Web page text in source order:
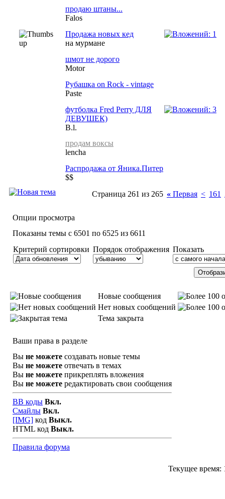
продаю штаны...
Falos
Продажа новых кед
на мурмане
шмот не дорого
Motor
Рубашка on Rock - vintage
Paste
футболка Fred Perry ДЛЯ
ДЕВУШЕК)
B.l.
продам воксы
lencha
Распродажа от Яника.Питер
$$
Страница 261 из 265 « Первая < 161
Опции просмотра
Показаны темы с 6501 по 6525 из 6611
Критерий сортировки Порядок отображения Показать
Новые сообщения
Нет новых сообщений
Тема закрыта
Ваши права в разделе
Вы не можете создавать новые темы
Вы не можете отвечать в темах
Вы не можете прикреплять вложения
Вы не можете редактировать свои сообщения
BB коды Вкл.
Смайлы Вкл.
[IMG] код Выкл.
HTML код Выкл.
Правила форума
Текущее время: